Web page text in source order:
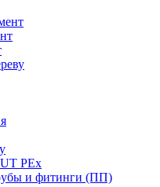
PEx
и фитинги (ПП)